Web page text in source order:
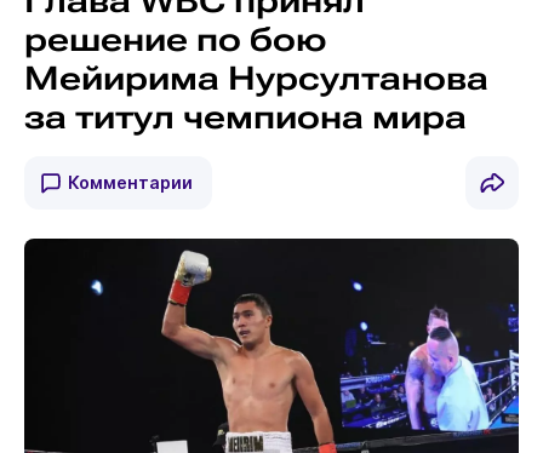
решение по бою
Мейирима Нурсултанова
за титул чемпиона мира
Комментарии